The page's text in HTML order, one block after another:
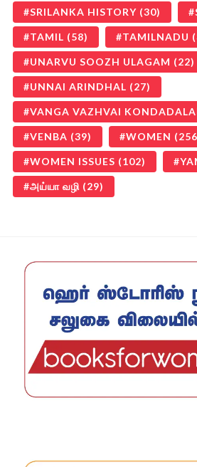
SRILANKA HISTORY (30)
TAMIL (58) TAMILNADU
UNARVU SOOZH ULAGAM (22)
UNNAI ARINDHAL (27)
VANGA VAZHVAI
VENBA (39) WOMEN
WOMEN ISSUES (102)
அய்யா வழி (29)